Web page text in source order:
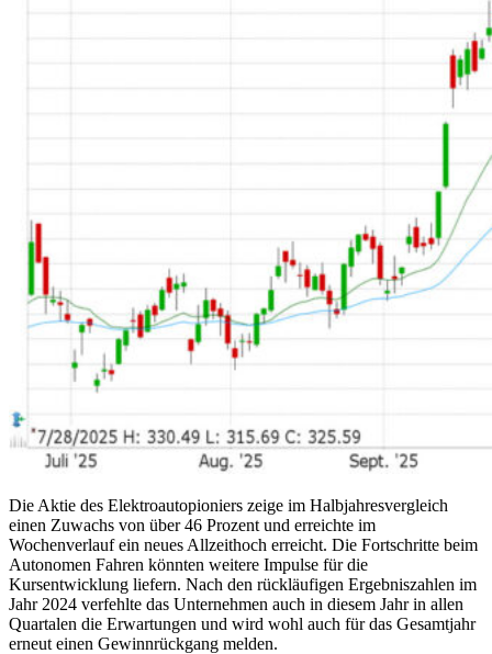
Die Aktie des Elektroautopioniers zeige im Halbjahresvergleich
einen Zuwachs von über 46 Prozent und erreichte im
Wochenverlauf ein neues Allzeithoch erreicht. Die Fortschritte beim
Autonomen Fahren könnten weitere Impulse für die
Kursentwicklung liefern. Nach den rückläufigen Ergebniszahlen im
Jahr 2024 verfehlte das Unternehmen auch in diesem Jahr in allen
Quartalen die Erwartungen und wird wohl auch für das Gesamtjahr
erneut einen Gewinnrückgang melden.